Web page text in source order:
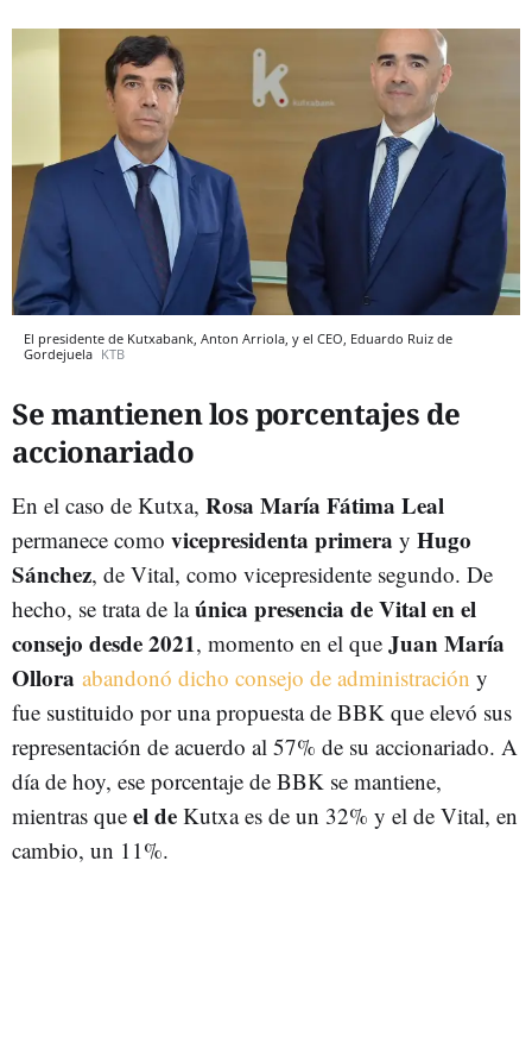
El presidente de Kutxabank, Anton Arriola, y el CEO, Eduardo Ruiz de
Gordejuela KTB
Se mantienen los porcentajes de
accionariado
En el caso de Kutxa, Rosa María Fátima Leal
permanece como vicepresidenta primera y Hugo
Sánchez, de Vital, como vicepresidente segundo. De
hecho, se trata de laúnica presencia de Vital en el
consejo desde 2021, momento en el que Juan María
Ollora abandonó dicho consejo de administración y
fue sustituido por una propuesta de BBK que elevó sus
representación de acuerdo al 57% de su accionariado. A
día de hoy, ese porcentaje de BBK se mantiene,
mientras que el de Kutxa es de un 32% y el de Vital, en
cambio, un 11%.